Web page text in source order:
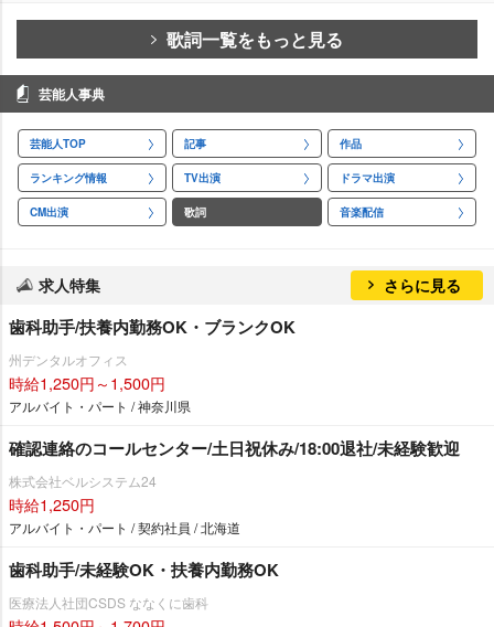
歌詞一覧をもっと見る
芸能人事典
芸能人TOP 記事 作品
ランキング情報 TV出演 ドラマ出演
CM出演 歌詞 音楽配信
求人特集 さらに見る
歯科助手/扶養内勤務OK・ブランクOK
州デンタルオフィス
時給1,250円～1,500円
アルバイト・パート / 神奈川県
確認連絡のコールセンター/土日祝休み/18:00退社/未経験歓迎
株式会社ベルシステム24
時給1,250円
アルバイト・パート / 契約社員 / 北海道
歯科助手/未経験OK・扶養内勤務OK
医療法人社団CSDS ななくに歯科